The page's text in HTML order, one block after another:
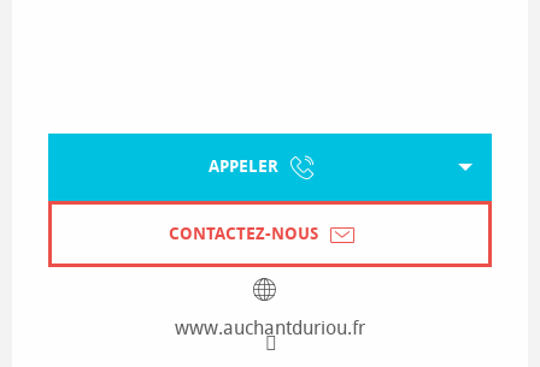
APPELER
CONTACTEZ-NOUS
www.auchantduriou.fr